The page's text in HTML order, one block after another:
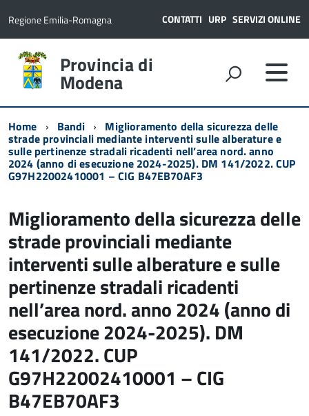
Regione Emilia-Romagna CONTATTI URP SERVIZI ONLINE
Provincia di
Modena
Home Bandi Miglioramento della sicurezza delle
strade provinciali mediante interventi sulle alberature e
sulle pertinenze stradali ricadenti nell’area nord. anno
2024 (anno di esecuzione 2024-2025). DM 141/2022. CUP
G97H22002410001 – CIG B47EB70AF3
Miglioramento della sicurezza delle
strade provinciali mediante
interventi sulle alberature e sulle
pertinenze stradali ricadenti
nell’area nord. anno 2024 (anno di
esecuzione 2024-2025). DM
141/2022. CUP
G97H22002410001 – CIG
B47EB70AF3